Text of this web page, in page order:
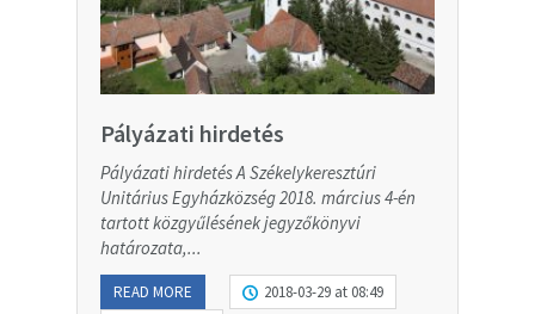
Pályázati hirdetés
Pályázati hirdetés A Székelykeresztúri
Unitárius Egyházközség 2018. március 4-én
tartott közgyűlésének jegyzőkönyvi
határozata,...
READ MORE
2018-03-29 at 08:49